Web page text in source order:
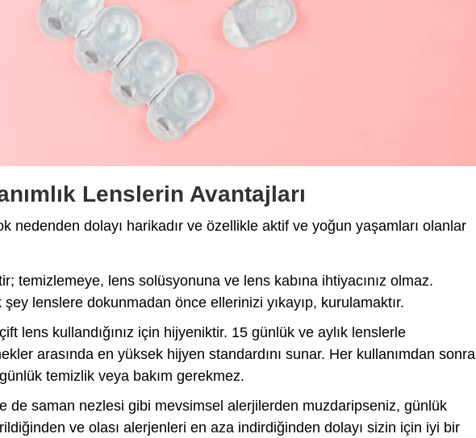
Lenslerin Avantajları
nedenden dolayı harikadır ve özellikle aktif ve yoğun yaşamları olanlar
temizlemeye, lens solüsyonuna ve lens kabına ihtiyacınız olmaz.
lenslere dokunmadan önce ellerinizi yıkayıp, kurulamaktır.
lens kullandığınız için hijyeniktir. 15 günlük ve aylık lenslerle
arasında en yüksek hijyen standardını sunar. Her kullanımdan sonra
temizlik veya bakım gerekmez.
de saman nezlesi gibi mevsimsel alerjilerden muzdaripseniz, günlük
ve olası alerjenleri en aza indirdiğinden dolayı sizin için iyi bir